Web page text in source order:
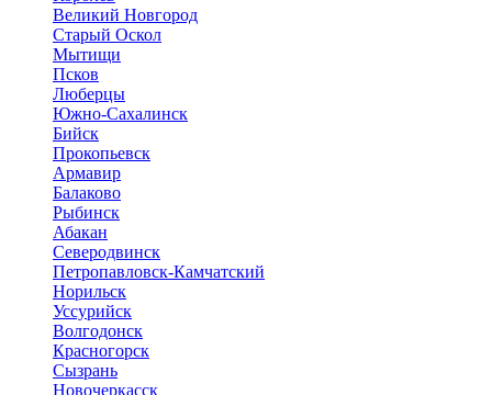
Великий Новгород
Старый Оскол
Мытищи
Псков
Люберцы
Южно-Сахалинск
Бийск
Прокопьевск
Армавир
Балаково
Рыбинск
Абакан
Северодвинск
Петропавловск-Камчатский
Норильск
Уссурийск
Волгодонск
Красногорск
Сызрань
Новочеркасск